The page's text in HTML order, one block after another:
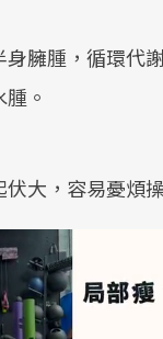
身臃腫，循環代
。
大，容易憂煩